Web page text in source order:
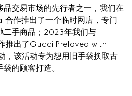
品交易市场的先行者之一，我们在
作推出了一个临时网店，专门
二手商品；2023年我们与
推出了Gucci Preloved with
该活动专为想用旧手袋换取古
的顾客打造。